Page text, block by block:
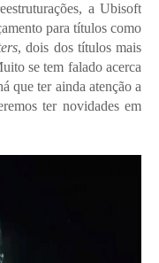
a Ubisoft
para títulos como
, dois dos títulos mais
se tem falado acerca
que ter ainda atenção a
ter novidades em